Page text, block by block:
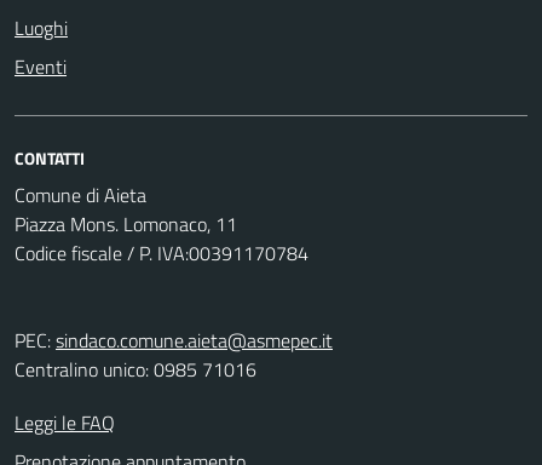
Luoghi
Eventi
CONTATTI
Comune di Aieta
Piazza Mons. Lomonaco, 11
Codice fiscale / P. IVA:00391170784
PEC:sindaco.comune.aieta@asmepec.it
Centralino unico: 0985 71016
Leggi le FAQ